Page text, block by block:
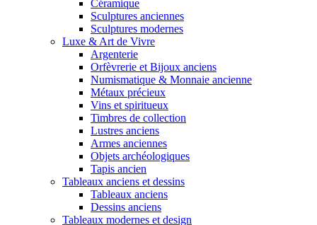
Céramique
Sculptures anciennes
Sculptures modernes
Luxe & Art de Vivre
Argenterie
Orfèvrerie et Bijoux anciens
Numismatique & Monnaie ancienne
Métaux précieux
Vins et spiritueux
Timbres de collection
Lustres anciens
Armes anciennes
Objets archéologiques
Tapis ancien
Tableaux anciens et dessins
Tableaux anciens
Dessins anciens
Tableaux modernes et design